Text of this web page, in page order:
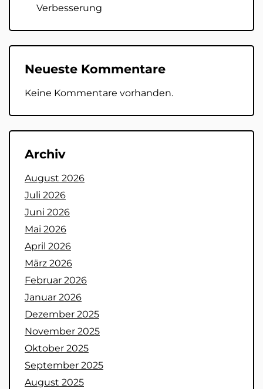
Verbesserung
Neueste Kommentare
Keine Kommentare vorhanden.
Archiv
August 2026
Juli 2026
Juni 2026
Mai 2026
April 2026
März 2026
Februar 2026
Januar 2026
Dezember 2025
November 2025
Oktober 2025
September 2025
August 2025